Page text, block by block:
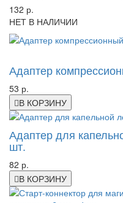
132 р.
НЕТ В НАЛИЧИИ
Адаптер
53 р.
В КОРЗИНУ
Адаптер для
шт.
82 р.
В КОРЗИНУ